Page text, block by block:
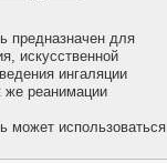
предназначен для
искусственной
ингаляции
же реанимации
может использоваться